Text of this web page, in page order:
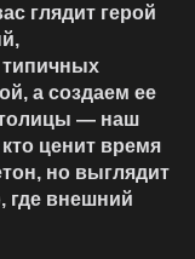
глядит герой
а создаем ее
— наш
ценит время
но выглядит
где внешний